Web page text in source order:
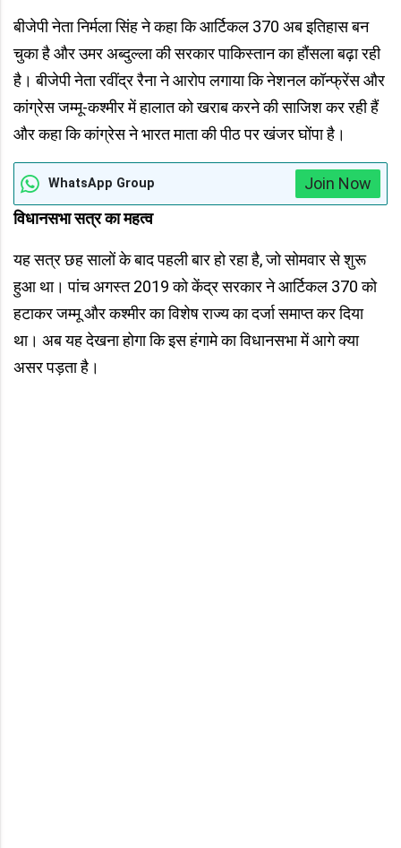
बीजेपी नेता निर्मला सिंह ने कहा कि आर्टिकल 370 अब इतिहास बन
चुका है और उमर अब्दुल्ला की सरकार पाकिस्तान का हौंसला बढ़ा रही
है। बीजेपी नेता रवींद्र रैना ने आरोप लगाया कि नेशनल कॉन्फ्रेंस और
कांग्रेस जम्मू-कश्मीर में हालात को खराब करने की साजिश कर रही हैं
और कहा कि कांग्रेस ने भारत माता की पीठ पर खंजर घोंपा है।
WhatsApp Group
Join Now
विधानसभा सत्र का महत्व
यह सत्र छह सालों के बाद पहली बार हो रहा है, जो सोमवार से शुरू
हुआ था। पांच अगस्त 2019 को केंद्र सरकार ने आर्टिकल 370 को
हटाकर जम्मू और कश्मीर का विशेष राज्य का दर्जा समाप्त कर दिया
था। अब यह देखना होगा कि इस हंगामे का विधानसभा में आगे क्या
असर पड़ता है।